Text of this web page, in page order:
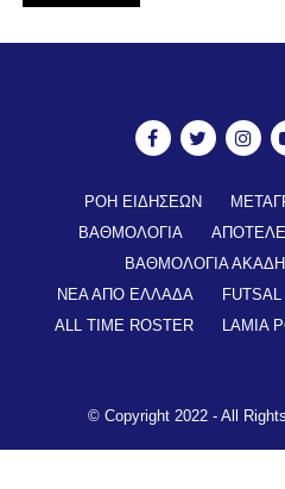
ΡΟΗ ΕΙΔΗΣΕΩΝ
ΒΑΘΜΟΛΟΓΙΑ
ΒΑΘΜΟΛΟΓΙΑ
ΝΕΑ ΑΠΟ ΕΛΛΑΔΑ
FUTSAL
ALL TIME ROSTER
LAMIA
© Copyright 2022 - All